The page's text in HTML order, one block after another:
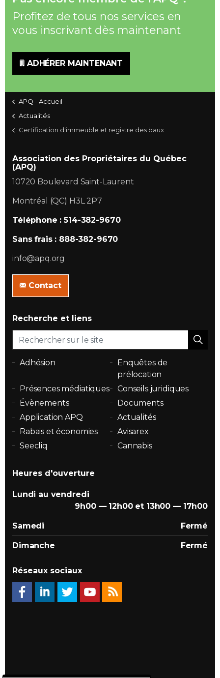
Profitez de tous nos services en
vous inscrivant dès maintenant
ADHÉRER MAINTENANT
APQ - Accueil
Actualités
Certification d'immeuble et registre des baux
Association des Propriétaires du Québec
(APQ)
10720 Boulevard Saint-Laurent
Montréal (QC) H3L 2P7
Téléphone : 514-382-9670
Sans frais : 888-382-9670
info@apq.org
Contact
Recherche et liens
Adhésion
Enquêtes de
prélocation
Présences médiatiques
Conseils juridiques
Évènements
Documents
Application APQ
Actualités
Rabais et économies
Avisarex
Seecliq
Cannabis
Heures d'ouverture
Lundi au vendredi
9h00 — 12h00 et 13h00 — 17h00
Samedi Fermé
Dimanche Fermé
Réseaux sociaux